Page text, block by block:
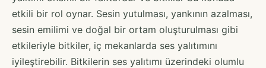
etkili bir rol oynar. Sesin yutulması, yankının azalması,
sesin emilimi ve doğal bir ortam oluşturulması gibi
etkileriyle bitkiler, iç mekanlarda ses yalıtımını
iyileştirebilir. Bitkilerin ses yalıtımı üzerindeki olumlu